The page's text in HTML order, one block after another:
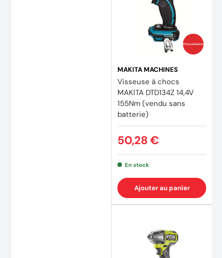
Prix coûtants
MAKITA MACHINES
Visseuse à chocs
MAKITA DTD134Z 14,4V
155Nm (vendu sans
batterie)
50,28 €
En stock
Ajouter au panier